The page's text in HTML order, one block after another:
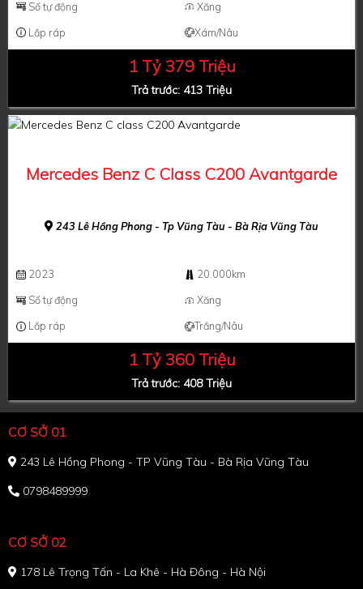
Số tự động
Xăng
Lắp ráp
Xám/Nâu
1 Tỷ 379 Triệu
Trả trước: 413 Triệu
Mercedes Benz C Class C200 Avantgarde
243 Lê Hồng Phong - Tp Vũng Tàu - Bà Rịa Vũng Tàu
2023
20.000km
Số tự động
Xăng
Lắp ráp
Trắng/Nâu
1 Tỷ 360 Triệu
Trả trước: 408 Triệu
CƠ SỞ 01
243 Lê Hồng Phong - TP Vũng Tàu - Bà Rịa Vũng Tàu
0798489999
CƠ SỞ 02
178 Lê Trọng Tấn - La Khê - Hà Đông - Hà Nội